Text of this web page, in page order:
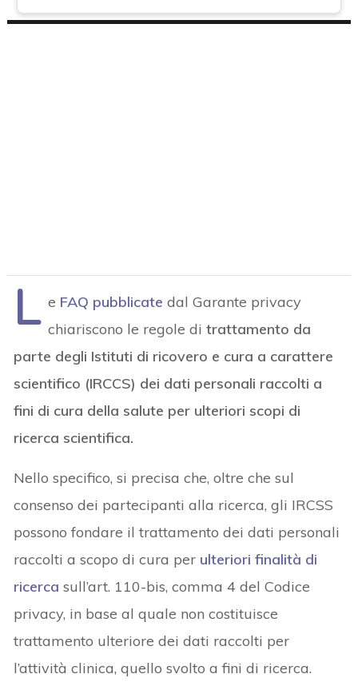
L e FAQ pubblicate dal Garante privacy
chiariscono le regole ditrattamento da
parte degli Istituti di ricovero e cura a carattere
scientifico (IRCCS) dei dati personali raccolti a
fini di cura della salute per ulteriori scopi di
ricerca scientifica.
Nello specifico, si precisa che, oltre che sul
consenso dei partecipanti alla ricerca, gli IRCSS
possono fondare il trattamento dei dati personali
raccolti a scopo di cura per ulteriori finalità di
ricerca sull’art. 110-bis, comma 4 del Codice
privacy, in base al quale non costituisce
trattamento ulteriore dei dati raccolti per
l’attività clinica, quello svolto a fini di ricerca.